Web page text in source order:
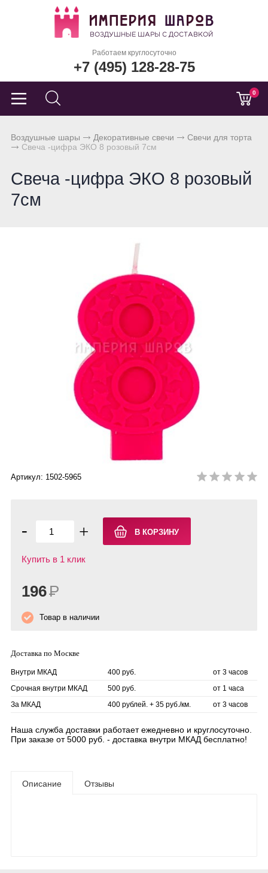
Работаем круглосуточно
+7 (495) 128-28-75
0
Воздушные шары Декоративные свечи
Свечи для торта
Свеча -цифра ЭКО 8 розовый 7см
Свеча -цифра ЭКО 8 розовый
7см
Артикул: 1502-5965
- +
Купить в 1 клик
196Р
Товар в наличии
Доставка по Москве
Внутри МКАД 400 руб.
от 3 часов
Срочная внутри МКАД
500 руб.
от 1 часа
За МКАД
400 рублей. + 35 руб./км. от 3 часов
Наша служба доставки работает ежедневно и круглосуточно.
При заказе от 5000 руб. - доставка внутри МКАД бесплатно!
Описание Отзывы